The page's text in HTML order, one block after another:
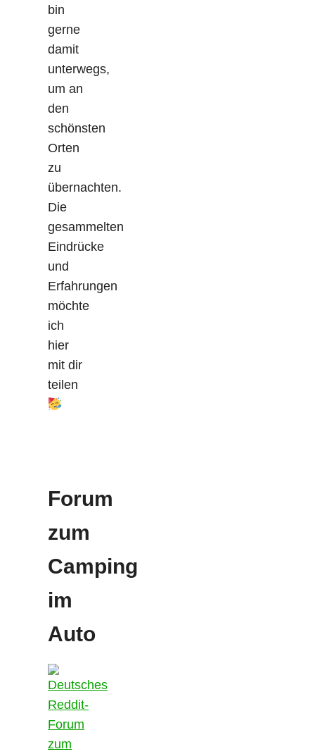
bin
gerne
damit
unterwegs,
um an
den
schönsten
Orten
zu
übernachten.
Die
gesammelten
Eindrücke
und
Erfahrungen
möchte
ich
hier
mit dir
teilen
Forum
zum
Camping
im
Auto